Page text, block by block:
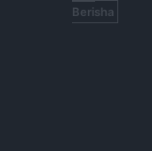
Berisha